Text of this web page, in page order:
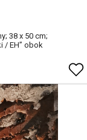
38 x 50 cm;
/ EH” obok